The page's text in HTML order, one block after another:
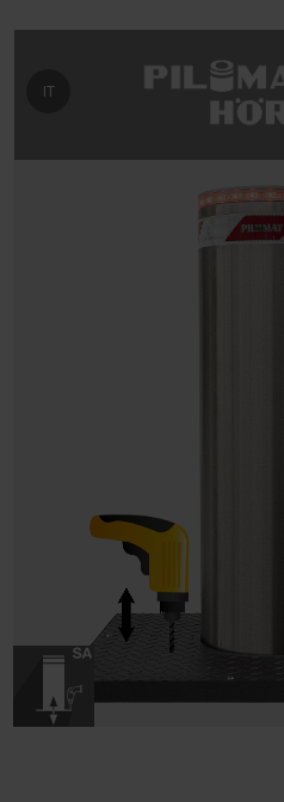
Seleziona la tua lingua
IT